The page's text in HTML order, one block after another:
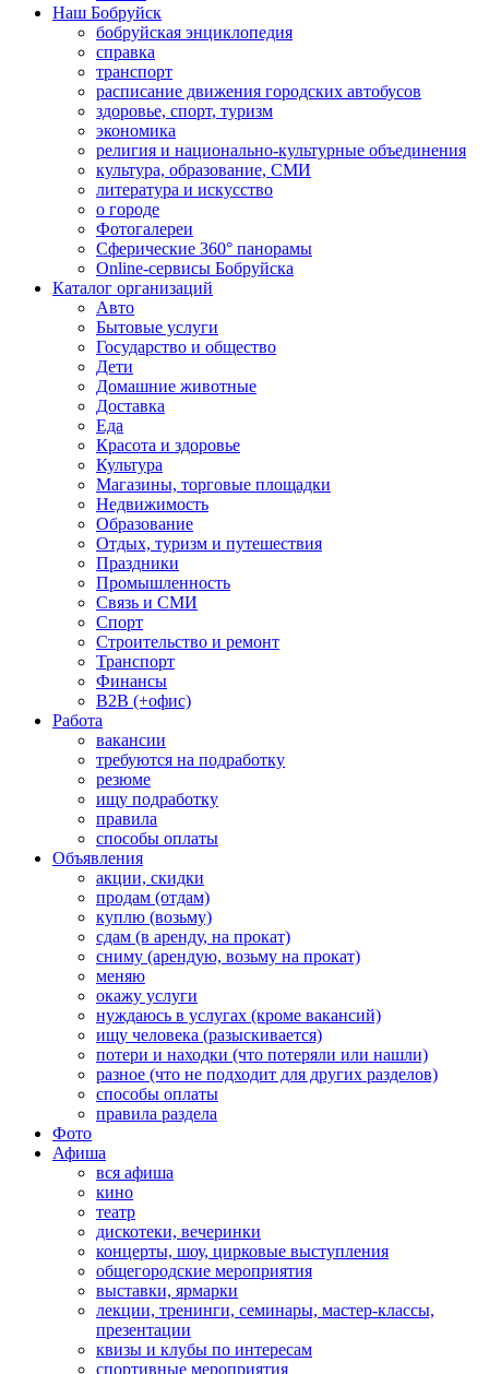
Наш Бобруйск
бобруйская энциклопедия
справка
транспорт
расписание движения городских автобусов
здоровье, спорт, туризм
экономика
религия и национально-культурные объединения
культура, образование, СМИ
литература и искусство
о городе
Фотогалереи
Сферические 360° панорамы
Online-сервисы Бобруйска
Каталог организаций
Авто
Бытовые услуги
Государство и общество
Дети
Домашние животные
Доставка
Еда
Красота и здоровье
Культура
Магазины, торговые площадки
Недвижимость
Образование
Отдых, туризм и путешествия
Праздники
Промышленность
Связь и СМИ
Спорт
Строительство и ремонт
Транспорт
Финансы
B2B (+офис)
Работа
вакансии
требуются на подработку
резюме
ищу подработку
правила
способы оплаты
Объявления
акции, скидки
продам (отдам)
куплю (возьму)
сдам (в аренду, на прокат)
сниму (арендую, возьму на прокат)
меняю
окажу услуги
нуждаюсь в услугах (кроме вакансий)
ищу человека (разыскивается)
потери и находки (что потеряли или нашли)
разное (что не подходит для других разделов)
способы оплаты
правила раздела
Фото
Афиша
вся афиша
кино
театр
дискотеки, вечеринки
концерты, шоу, цирковые выступления
общегородские мероприятия
выставки, ярмарки
лекции, тренинги, семинары, мастер-классы,
презентации
квизы и клубы по интересам
спортивные мероприятия